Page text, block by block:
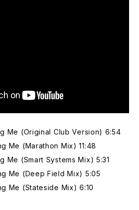
Me (Original Club Version) 6:54
Me (Marathon Mix) 11:48
Me (Smart Systems Mix) 5:31
Me (Deep Field Mix) 5:05
Me (Stateside Mix) 6:10